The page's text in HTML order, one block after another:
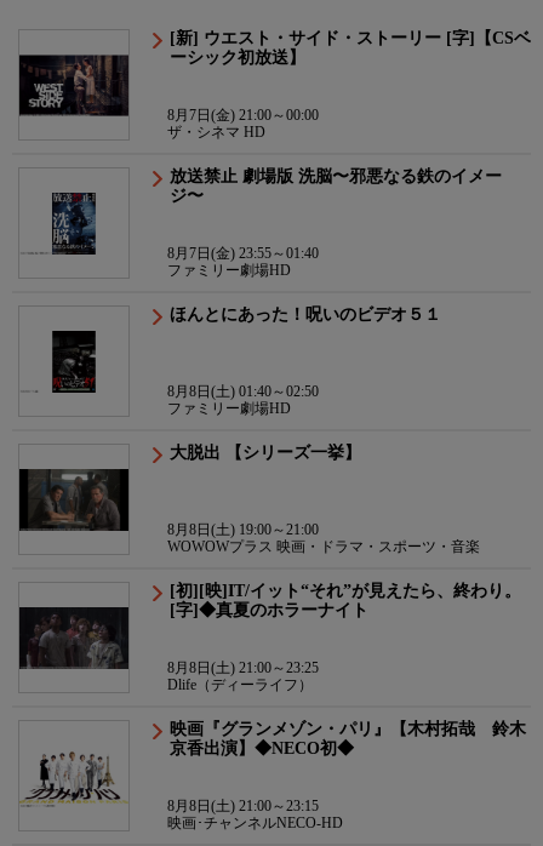
[新] ウエスト・サイド・ストーリー [字]【CSベ
ーシック初放送】
8月7日(金) 21:00～00:00
ザ・シネマ HD
放送禁止 劇場版 洗脳〜邪悪なる鉄のイメー
ジ〜
8月7日(金) 23:55～01:40
ファミリー劇場HD
ほんとにあった！呪いのビデオ５１
8月8日(土) 01:40～02:50
ファミリー劇場HD
大脱出 【シリーズ一挙】
8月8日(土) 19:00～21:00
WOWOWプラス 映画・ドラマ・スポーツ・音楽
[初][映]IT/イット“それ”が見えたら、終わり。
[字]◆真夏のホラーナイト
8月8日(土) 21:00～23:25
Dlife（ディーライフ）
映画『グランメゾン・パリ』【木村拓哉 鈴木
京香出演】◆NECO初◆
8月8日(土) 21:00～23:15
映画･チャンネルNECO-HD